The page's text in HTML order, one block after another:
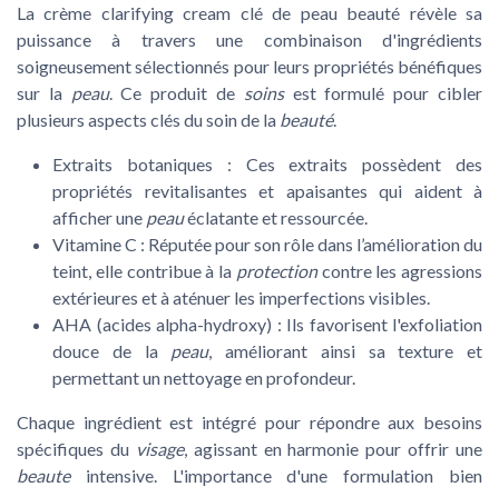
Lacrème clarifying cream clé de peau beauté révèle sa
puissance à travers une combinaison d'ingrédients
soigneusement sélectionnés pour leurs propriétés bénéfiques
sur la peau. Ce produit de soinsest formulé pour cibler
plusieurs aspects clés du soin de la beauté.
Extraits botaniques : Ces extraits possèdent des
propriétés revitalisantes et apaisantes qui aident à
afficher une peauéclatante et ressourcée.
Vitamine C : Réputée pour son rôle dans l’amélioration du
teint, elle contribue à la protectioncontre les agressions
extérieures et à aténuer les imperfections visibles.
AHA (acides alpha-hydroxy) : Ils favorisent l'exfoliation
douce de la peau, améliorant ainsi sa texture et
permettant un nettoyage en profondeur.
Chaque ingrédient est intégré pour répondre aux besoins
spécifiques du visage, agissant en harmonie pour offrir une
beauteintensive. L'importance d'une formulation bien